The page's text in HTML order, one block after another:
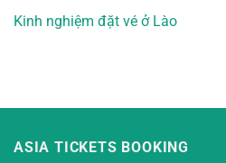
Kinh nghiệm đặt vé ở Lào
ASIA TICKETS BOOKING